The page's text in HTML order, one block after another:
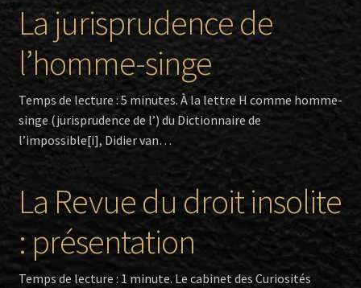
La jurisprudence de
l’homme-singe
Temps de lecture : 5 minutes. À la lettre H comme homme-
singe (jurisprudence de l’) du Dictionnaire de
l’impossible[i], Didier van…
La Revue du droit insolite
: présentation
Temps de lecture : 1 minute. Le cabinet des Curiosités